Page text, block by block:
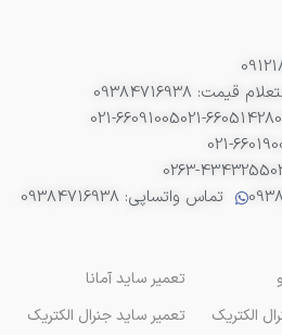
09384716938
021-66051428
021-66091005
021-
0263-4343255
تماس واتساپی: 09384716938
تعمیر ساید آمانا
تعمیر ساید جنرال الکتریک
الکتریک